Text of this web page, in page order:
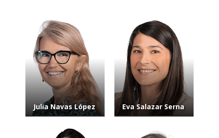
Julia Navas López Eva Salazar Serna